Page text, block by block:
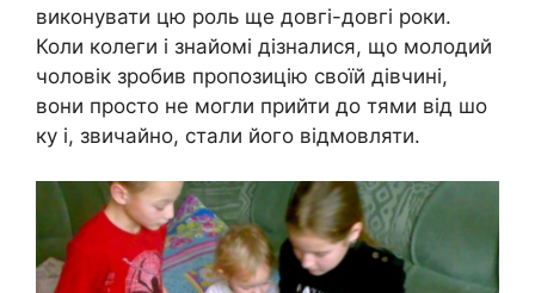
виконувати цю роль ще довгі-довгі роки.
Коли колеги і знайомі дізналися, що молодий
чоловік зробив пропозицію своїй дівчині,
вони просто не могли прийти до тями від шо
ку і, звичайно, стали його відмовляти.